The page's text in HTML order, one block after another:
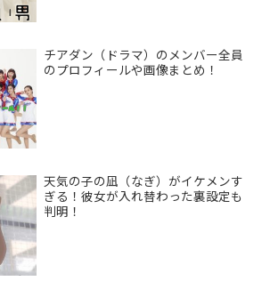
チアダン（ドラマ）のメンバー全員
のプロフィールや画像まとめ！
天気の子の凪（なぎ）がイケメンす
ぎる！彼女が入れ替わった裏設定も
判明！